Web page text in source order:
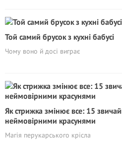
Той самий брусок з кухні бабусі
Чому воно й досі виграє
Як стрижка змінює все: 15
неймовірними красунями
Магія перукарського крісла